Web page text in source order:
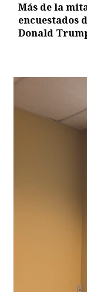
Más de la
encuestados
Donald
Video